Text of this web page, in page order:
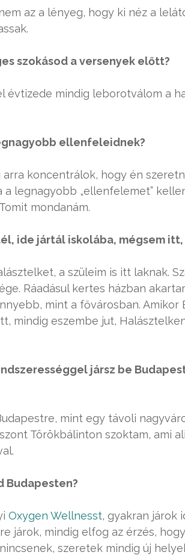
az a lényeg, hogy ki néz a
szokásod a versenyek előtt?
évtizede mindig leborotválom a
ellenfeleidnek?
koncentrálok, hogy én
a legnagyobb „ellenfelemet”
mondanám.
ide jártál iskolába, mégsem itt,
a szüleim is itt laknak.
Ráadásul kertes házban
mint a fővárosban.
mindig eszembe jut,
jársz be
mint egy távoli
Törökbálinton szoktam, ami
Budapesten?
Oxygen Wellnesst, gyakran járok
járok, mindig elfog az érzés,
szeretek mindig új